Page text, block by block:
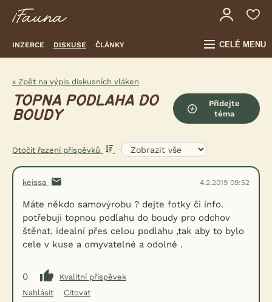
INZERCE DISKUSE ČLÁNKY CELÉ MENU
« Zpět na výpis diskusních vláken
TOPNA PODLAHA DO
BOUDY
Přidejte
téma
Otočit řazení příspěvků
keissa 4.2.2019 09:52
Máte někdo samovýrobu ? dejte fotky či info.
potřebuji topnou podlahu do boudy pro odchov
štěnat. idealní přes celou podlahu ,tak aby to bylo
cele v kuse a omyvatelné a odolné .
0
Kvalitní příspěvek
Nahlásit
Citovat